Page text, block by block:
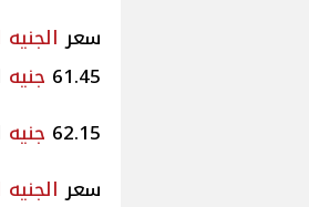
سعر
61.45 جنيه
62.15 جنيه
سعر